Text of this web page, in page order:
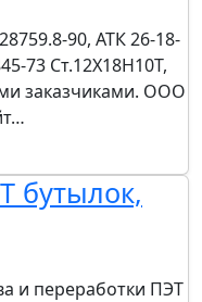
90, АТК 26-18-
73 Ст.12Х18Н10Т,
заказчиками. ООО
бутылок,
и переработки ПЭТ